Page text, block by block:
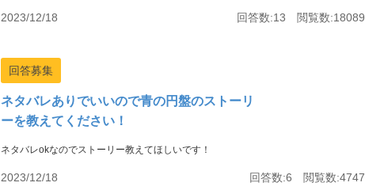
2023/12/18 回答数:13 閲覧数:18089
回答募集
ネタバレありでいいので青の円盤のストーリ
ーを教えてください！
ネタバレokなのでストーリー教えてほしいです！
2023/12/18 回答数:6 閲覧数:4747